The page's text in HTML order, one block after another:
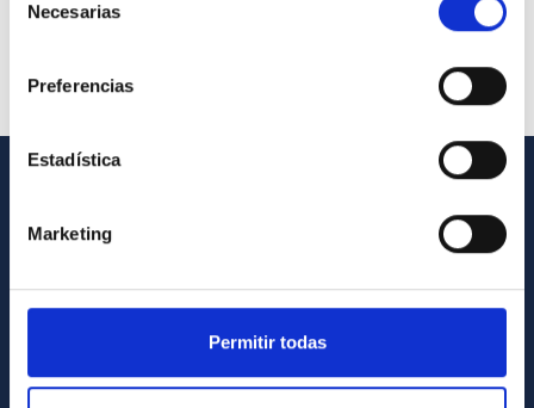
Necesarias
Preferencias
Estadística
Marketing
Permitir todas
Cómo llegar al IAC
Directorio de personal
Biblioteca